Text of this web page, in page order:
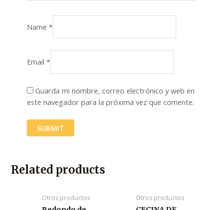
Name *
Email *
Guarda mi nombre, correo electrónico y web en
este navegador para la próxima vez que comente.
Related products
Otros productos Otros productos